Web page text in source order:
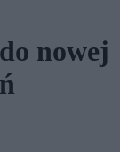
nowej